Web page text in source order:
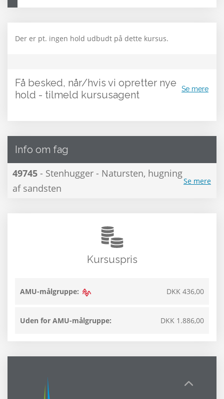
Der er pt. ingen hold udbudt på dette kursus.
Få besked, når/hvis vi opretter nye
hold - tilmeld kursusagent
Se mere
Info om fag
49745 - Stenhugger - Natursten, hugning
af sandsten
Se mere
Kursuspris
AMU-målgruppe: DKK 436,00
Uden for AMU-målgruppe: DKK 1.886,00